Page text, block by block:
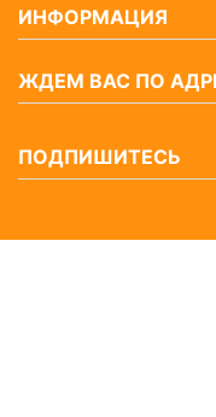
ИНФОРМАЦИЯ
ЖДЕМ ВАС ПО
ПОДПИШИТЕСЬ